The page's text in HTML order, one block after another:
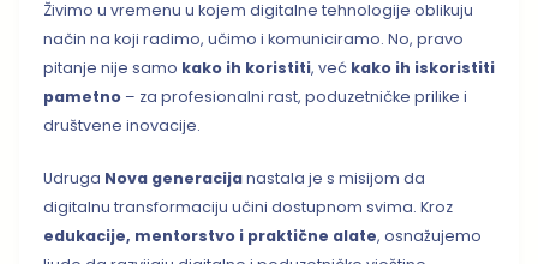
Živimo u vremenu u kojem digitalne tehnologije oblikuju
način na koji radimo, učimo i komuniciramo. No, pravo
pitanje nije samo kako ih koristiti, već kako ih iskoristiti
pametno – za profesionalni rast, poduzetničke prilike i
društvene inovacije.
Udruga Nova generacijanastala je s misijom da
digitalnu transformaciju učini dostupnom svima. Kroz
edukacije, mentorstvo i praktične alate, osnažujemo